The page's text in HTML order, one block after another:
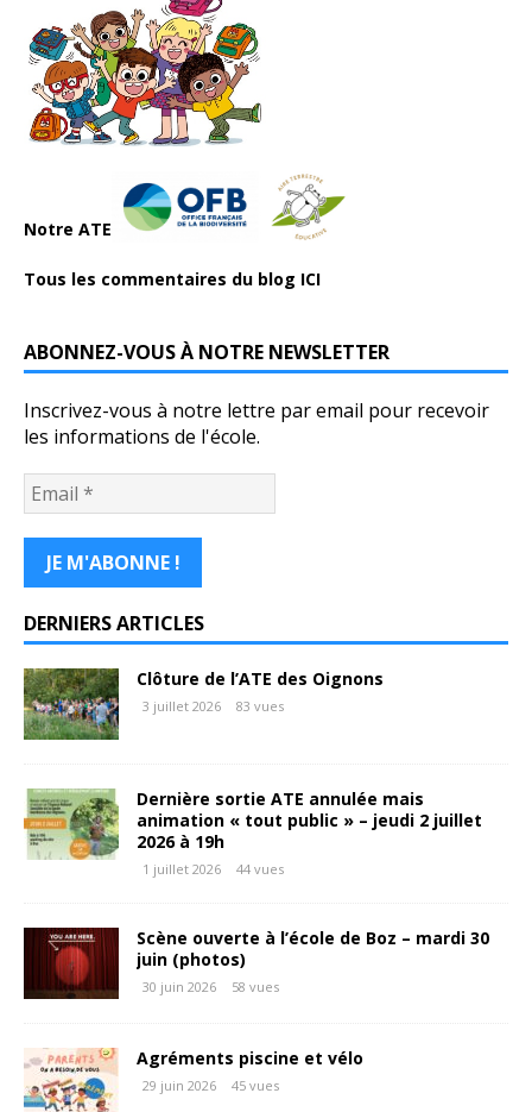
Notre ATE
Tous les commentaires du blog ICI
ABONNEZ-VOUS À NOTRE NEWSLETTER
Inscrivez-vous à notre lettre par email pour recevoir
les informations de l'école.
DERNIERS ARTICLES
Clôture de l’ATE des Oignons
3 juillet 2026 83 vues
Dernière sortie ATE annulée mais
animation « tout public » – jeudi 2 juillet
2026 à 19h
1 juillet 2026 44 vues
Scène ouverte à l’école de Boz – mardi 30
juin (photos)
30 juin 2026 58 vues
Agréments piscine et vélo
29 juin 2026 45 vues